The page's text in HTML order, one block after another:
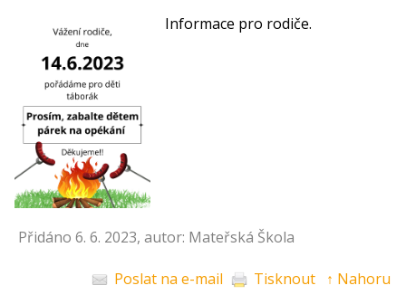
Informace pro rodiče.
Přidáno 6. 6. 2023, autor: Mateřská Škola
Poslat na e-mail Tisknout ↑ Nahoru